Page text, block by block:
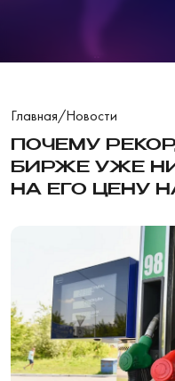
Главная/Новости
ПОЧЕМУ
БИРЖЕ УЖЕ
НА ЕГО ЦЕНУ